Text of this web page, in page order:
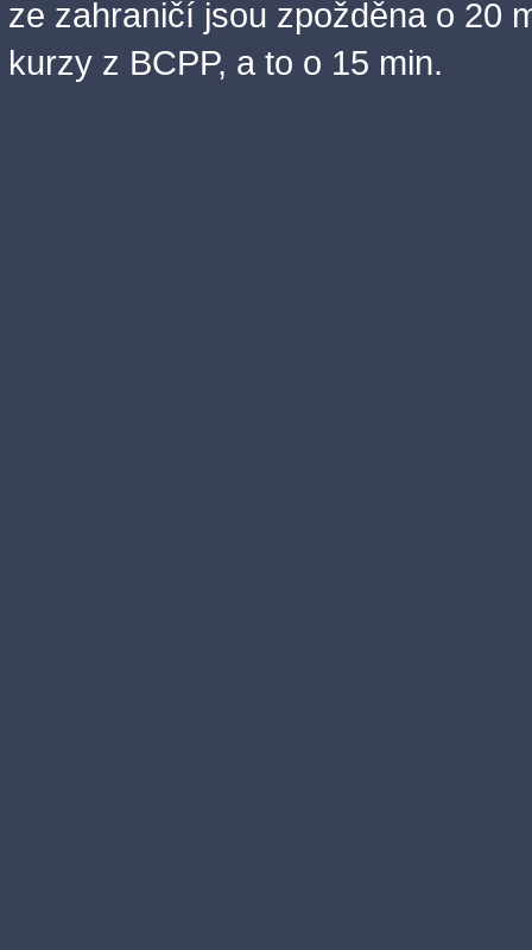
ze zahraničí jsou zpožděna o 20
kurzy z BCPP, a to o 15 min.